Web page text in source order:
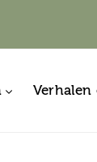
Verhalen